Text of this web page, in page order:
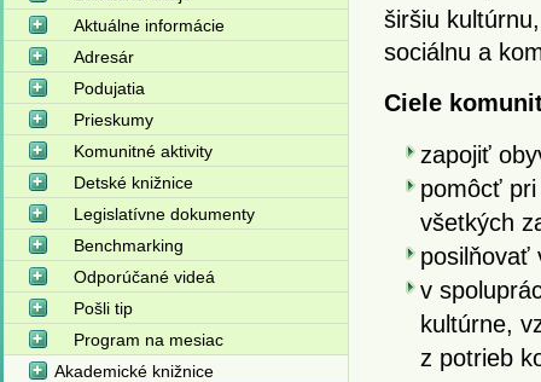
širšiu
sociálnu a
Ciele
zapojiť
pomôcť
všetkých
posilňovať
v
kultúrne,
z potrieb
Aktuálne informácie
Adresár
Podujatia
Prieskumy
Komunitné aktivity
Detské knižnice
Legislatívne dokumenty
Benchmarking
Odporúčané videá
Pošli tip
Program na mesiac
Akademické knižnice